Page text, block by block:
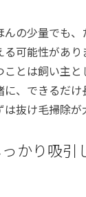
んの少量でも、
可能性があ
ことは飼い主
に、できるだ
抜け毛掃除が
かり吸引